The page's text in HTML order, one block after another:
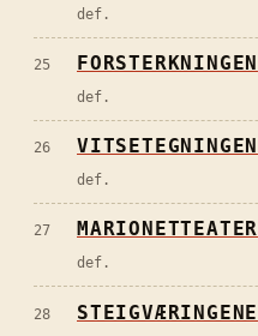
def.
25 FORSTERKNINGEN
def.
26 VITSETEGNINGEN
def.
27 MARIONETTEATER
def.
28 STEIGVÆRINGENE